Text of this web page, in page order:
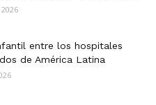
entre los hospitales
de América Latina